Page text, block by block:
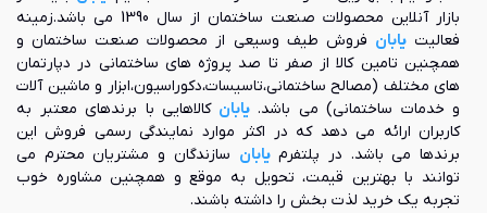
بازار آنلاین محصولات صنعت ساختمان از سال 1390 می باشد.زمینه
فعالیتیابان فروش طیف وسیعی از محصولات صنعت ساختمان و
همچنین تامین کالا از صفر تا صد پروژه های ساختمانی در دپارتمان
های مختلف (مصالح ساختمانی،تاسیسات،دکوراسیون،ابزار و ماشین آلات
و خدمات ساختمانی) می باشد.یابان کالاهایی با برندهای معتبر به
کاربران ارائه می دهد که در اکثر موارد نمایندگی رسمی فروش این
برندها می باشد. در پلتفرمیابان سازندگان و مشتریان محترم می
توانند با بهترین قیمت، تحویل به موقع و همچنین مشاوره خوب
تجربه یک خرید لذت بخش را داشته باشند.